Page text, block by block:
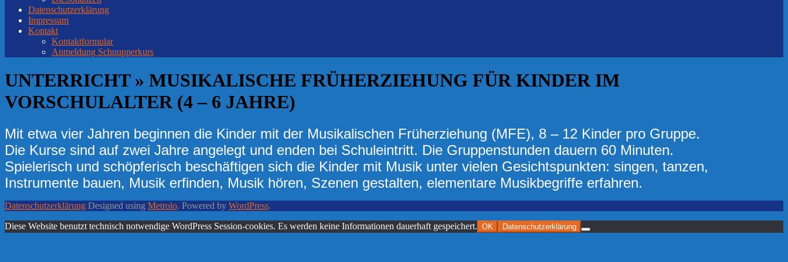
Datenschutzerklärung
Impressum
Kontakt
Kontaktformular
Anmeldung Schnupperkurs
UNTERRICHT » MUSIKALISCHE FRÜHERZIEHUNG FÜR KINDER IM
VORSCHULALTER (4 – 6 JAHRE)
Mit etwa vier Jahren beginnen die Kinder mit der Musikalischen Früherziehung (MFE), 8 – 12 Kinder pro Gruppe.
Die Kurse sind auf zwei Jahre angelegt und enden bei Schuleintritt. Die Gruppenstunden dauern 60 Minuten.
Spielerisch und schöpferisch beschäftigen sich die Kinder mit Musik unter vielen Gesichtspunkten: singen, tanzen,
Instrumente bauen, Musik erfinden, Musik hören, Szenen gestalten, elementare Musikbegriffe erfahren.
2017-
23
Datenschutzerklärung Designed using Metrolo. Powered by WordPress.
Diese Website benutzt technisch notwendige WordPress Session-cookies. Es werden keine Informationen dauerhaft gespeichert. OK Datenschutzerklärung